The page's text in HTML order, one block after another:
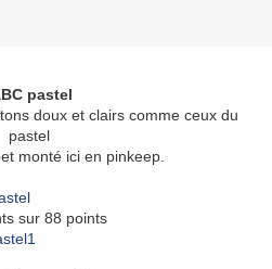
pastel
doux et clairs comme ceux du
pastel
monté ici en pinkeep.
sur 88 points